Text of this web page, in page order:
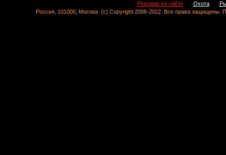
Реклама на сайте Охота
Россия, 101000, Москва. (c) Copyright 2006-2022. Все права защищены.